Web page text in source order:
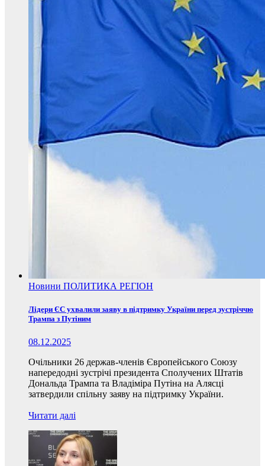
Новини ПОЛИТИКА РЕГІОН
Лідери ЄС ухвалили заяву в підтримку України перед зустріччю
Трампа з Путіним
08.12.2025
Очільники 26 держав-членів Європейського Союзу
напередодні зустрічі президента Сполучених Штатів
Дональда Трампа та Владіміра Путіна на Алясці
затвердили спільну заяву на підтримку України.
Читати далі